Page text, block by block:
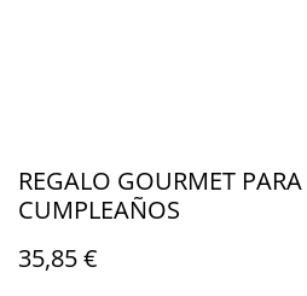
REGALO GOURMET PARA
CUMPLEAÑOS
35,85 €